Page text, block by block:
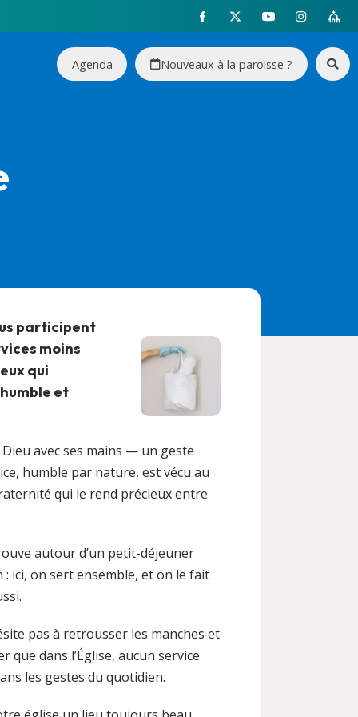
Agenda Nouveaux à la paroisse ?
participent
moins
qui
et
avec ses mains — un geste
humble par nature, est vécu au
qui le rend précieux entre
autour d’un petit-déjeuner
ici, on sert ensemble, et on le fait
pas à retrousser les manches et
dans l’Église, aucun service
les gestes du quotidien.